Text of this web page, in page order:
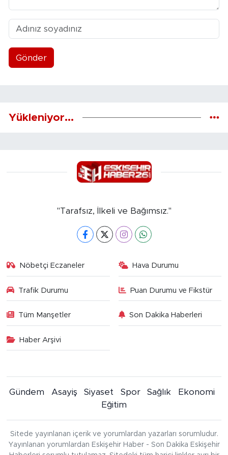
Gönder
Yükleniyor...
"Tarafsız, İlkeli ve Bağımsız."
Nöbetçi Eczaneler Hava Durumu
Trafik Durumu Puan Durumu ve Fikstür
Tüm Manşetler Son Dakika Haberleri
Haber Arşivi
Gündem Asayiş Siyaset Spor Sağlık
Ekonomi
Eğitim
Sitede yayınlanan içerik ve yorumlardan yazarları sorumludur.
Yayınlanan yorumlardan Eskişehir Haber - Son Dakika Eskişehir